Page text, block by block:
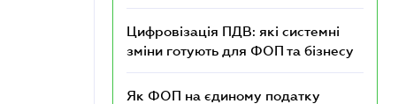
Цифровізація ПДВ: які системні
зміни готують для ФОП та бізнесу
Як ФОП на єдиному податку